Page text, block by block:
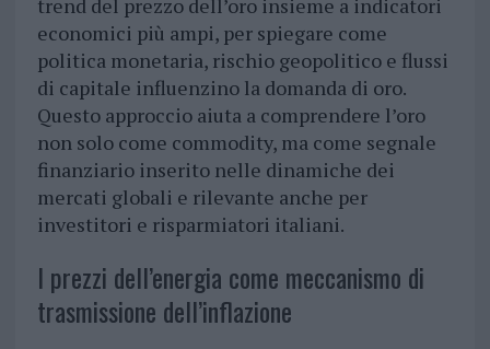
trend del prezzo dell’oro insieme a indicatori
economici più ampi, per spiegare come
politica monetaria, rischio geopolitico e flussi
di capitale influenzino la domanda di oro.
Questo approccio aiuta a comprendere l’oro
non solo come commodity, ma come segnale
finanziario inserito nelle dinamiche dei
mercati globali e rilevante anche per
investitori e risparmiatori italiani.
I prezzi dell’energia come meccanismo di
trasmissione dell’inflazione